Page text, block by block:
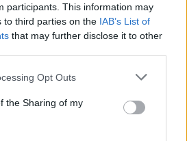
participants. This information may
to third parties on the IAB’s List of
that may further disclose it to other
Opt Outs
the Sharing of my